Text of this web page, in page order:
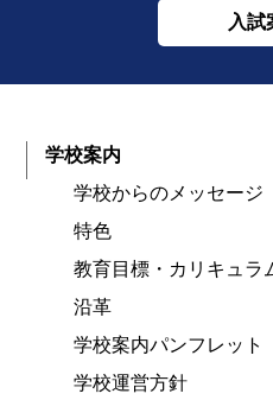
入試
学校案内
学校からのメッセージ
特色
教育目標・カリキュラ
沿革
学校案内パンフレット
学校運営方針